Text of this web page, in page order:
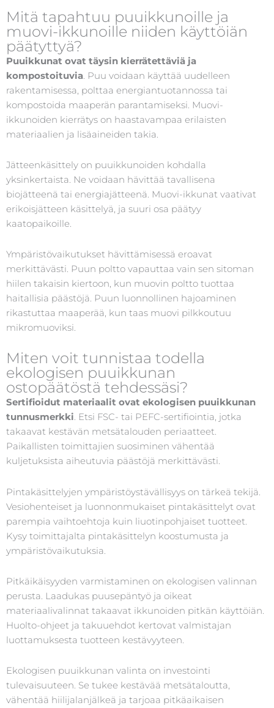
Mitä tapahtuu puuikkunoille ja
muovi-ikkunoille niiden käyttöiän
päätyttyä?
Puuikkunat ovat täysin kierrätettäviä ja
kompostoituvia . Puu voidaan käyttää uudelleen
rakentamisessa, polttaa energiantuotannossa tai
kompostoida maaperän parantamiseksi. Muovi-
ikkunoiden kierrätys on haastavampaa erilaisten
materiaalien ja lisäaineiden takia.
Jätteenkäsittely on puuikkunoiden kohdalla
yksinkertaista. Ne voidaan hävittää tavallisena
biojätteenä tai energiajätteenä. Muovi-ikkunat vaativat
erikoisjätteen käsittelyä, ja suuri osa päätyy
kaatopaikoille.
Ympäristövaikutukset hävittämisessä eroavat
merkittävästi. Puun poltto vapauttaa vain sen sitoman
hiilen takaisin kiertoon, kun muovin poltto tuottaa
haitallisia päästöjä. Puun luonnollinen hajoaminen
rikastuttaa maaperää, kun taas muovi pilkkoutuu
mikromuoviksi.
Miten voit tunnistaa todella
ekologisen puuikkunan
ostopäätöstä tehdessäsi?
Sertifioidut materiaalit ovat ekologisen puuikkunan
tunnusmerkki. Etsi FSC- tai PEFC-sertifiointia, jotka
takaavat kestävän metsätalouden periaatteet.
Paikallisten toimittajien suosiminen vähentää
kuljetuksista aiheutuvia päästöjä merkittävästi.
Pintakäsittelyjen ympäristöystävällisyys on tärkeä tekijä.
Vesiohenteiset ja luonnonmukaiset pintakäsittelyt ovat
parempia vaihtoehtoja kuin liuotinpohjaiset tuotteet.
Kysy toimittajalta pintakäsittelyn koostumusta ja
ympäristövaikutuksia.
Pitkäikäisyyden varmistaminen on ekologisen valinnan
perusta. Laadukas puusepäntyö ja oikeat
materiaalivalinnat takaavat ikkunoiden pitkän käyttöiän.
Huolto-ohjeet ja takuuehdot kertovat valmistajan
luottamuksesta tuotteen kestävyyteen.
Ekologisen puuikkunan valinta on investointi
tulevaisuuteen. Se tukee kestävää metsätaloutta,
vähentää hiilijalanjälkeä ja tarjoaa pitkäaikaisen